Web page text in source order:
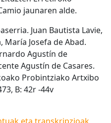
jaunaren alde.
Juan Bautista Lavie,
María Josefa de Abad.
Agustín de
Agustín de Casares.
Probintziako Artxibo
B: 42r -44v